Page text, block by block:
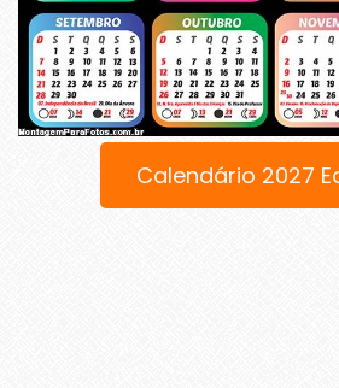
Calendário 2027